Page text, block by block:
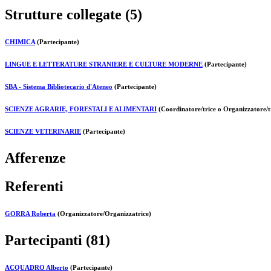
Strutture collegate (5)
CHIMICA (Partecipante)
LINGUE E LETTERATURE STRANIERE E CULTURE MODERNE (Partecipante)
SBA - Sistema Bibliotecario d'Ateneo (Partecipante)
SCIENZE AGRARIE, FORESTALI E ALIMENTARI (Coordinatore/trice o Organizzatore/
SCIENZE VETERINARIE (Partecipante)
Afferenze
Referenti
GORRA Roberta (Organizzatore/Organizzatrice)
Partecipanti (81)
ACQUADRO Alberto (Partecipante)